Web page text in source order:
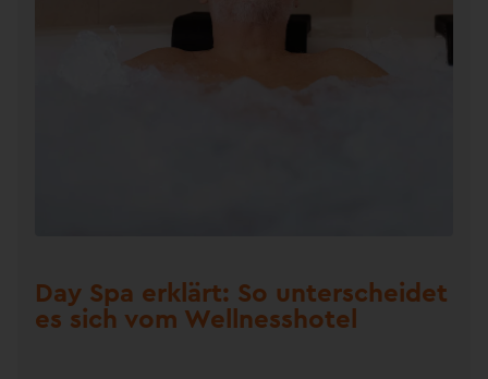
Day Spa erklärt: So unterscheidet
es sich vom Wellnesshotel